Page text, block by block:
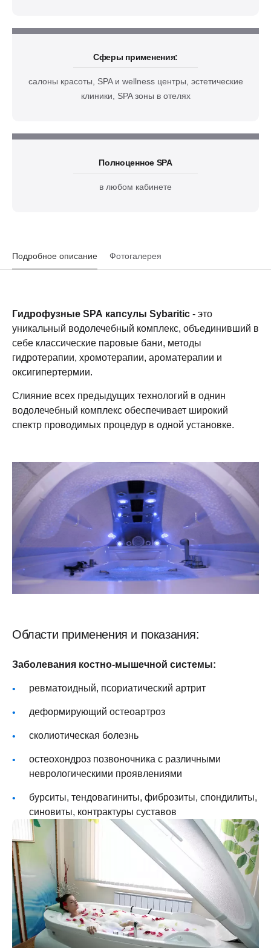
Сферы применения:
салоны красоты, SPA и wellness центры, эстетические
клиники, SPA зоны в отелях
Полноценное SPA
в любом кабинете
Подробное описание Фотогалерея
Гидрофузные SPA капсулы Sybaritic - это
уникальный водолечебный комплекс, объединивший в
себе классические паровые бани, методы
гидротерапии, хромотерапии, ароматерапии и
оксигипертермии.
Слияние всех предыдущих технологий в однин
водолечебный комплекс обеспечивает широкий
спектр проводимых процедур в одной установке.
Области применения и показания:
Заболевания костно-мышечной системы:
ревматоидный, псориатический артрит
деформирующий остеоартроз
сколиотическая болезнь
остеохондроз позвоночника с различными
неврологическими проявлениями
бурситы, тендовагиниты, фиброзиты, спондилиты,
синовиты, контрактуры суставов